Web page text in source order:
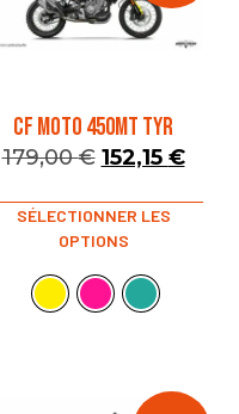
CF MOTO 450MT TYR
179,00€ 152,15 €
SÉLECTIONNER LES
OPTIONS